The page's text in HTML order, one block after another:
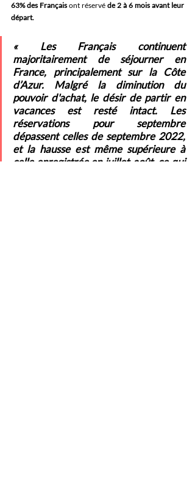
63% des Français ont réservé de 2 à 6 mois avant leur
départ.
« Les Français continuent
majoritairement de séjourner en
France, principalement sur la Côte
d’Azur. Malgré la diminution du
pouvoir d'achat, le désir de partir en
vacances est resté intact. Les
réservations pour septembre
dépassent celles de septembre 2022,
et la hausse est même supérieure à
celle enregistrée en juillet-août, ce qui